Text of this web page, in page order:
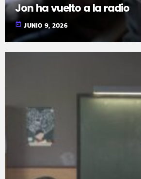
Jon ha vuelto a la radio
today JUNIO 9, 2026